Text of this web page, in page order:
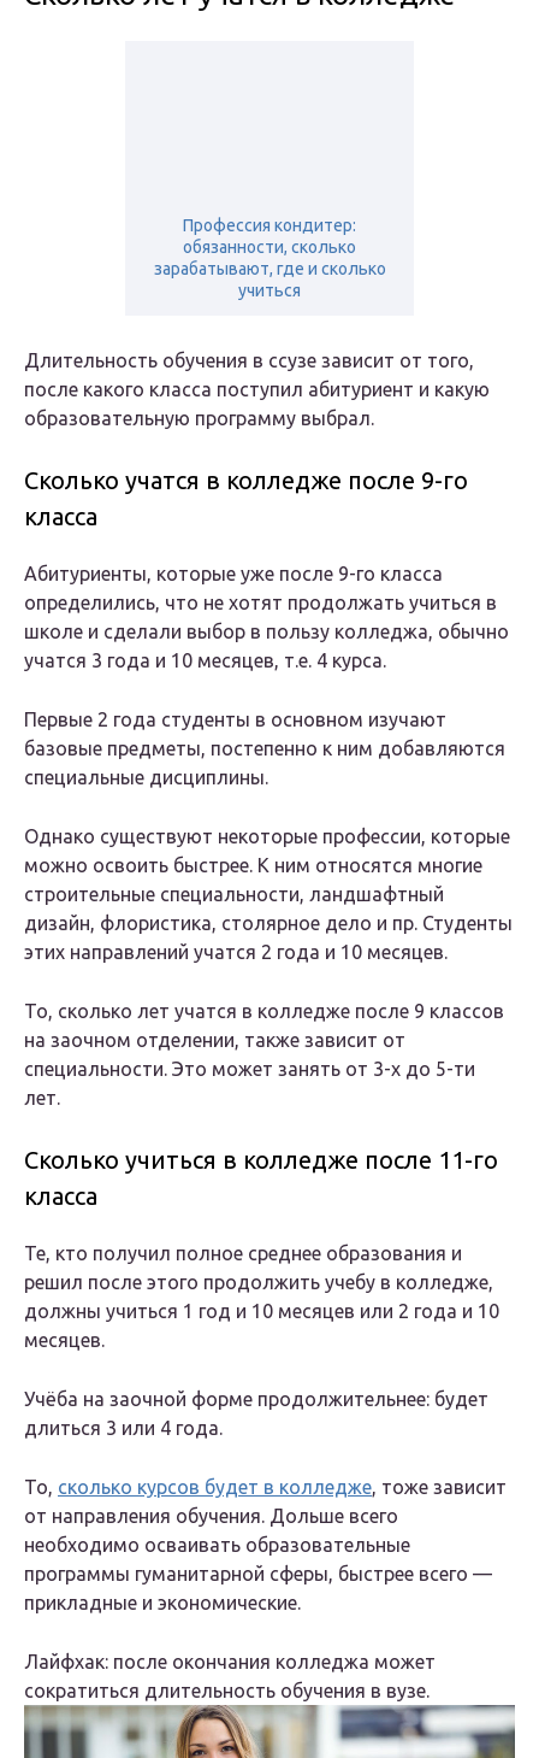
Профессия кондитер:
обязанности, сколько
зарабатывают, где и сколько
учиться
Длительность обучения в ссузе зависит от того,
после какого класса поступил абитуриент и какую
образовательную программу выбрал.
Сколько учатся в колледже после 9-го
класса
Абитуриенты, которые уже после 9-го класса
определились, что не хотят продолжать учиться в
школе и сделали выбор в пользу колледжа, обычно
учатся 3 года и 10 месяцев, т.е. 4 курса.
Первые 2 года студенты в основном изучают
базовые предметы, постепенно к ним добавляются
специальные дисциплины.
Однако существуют некоторые профессии, которые
можно освоить быстрее. К ним относятся многие
строительные специальности, ландшафтный
дизайн, флористика, столярное дело и пр. Студенты
этих направлений учатся 2 года и 10 месяцев.
То, сколько лет учатся в колледже после 9 классов
на заочном отделении, также зависит от
специальности. Это может занять от 3-х до 5-ти
лет.
Сколько учиться в колледже после 11-го
класса
Те, кто получил полное среднее образования и
решил после этого продолжить учебу в колледже,
должны учиться 1 год и 10 месяцев или 2 года и 10
месяцев.
Учёба на заочной форме продолжительнее: будет
длиться 3 или 4 года.
То, сколько курсов будет в колледже, тоже зависит
от направления обучения. Дольше всего
необходимо осваивать образовательные
программы гуманитарной сферы, быстрее всего —
прикладные и экономические.
Лайфхак: после окончания колледжа может
сократиться длительность обучения в вузе.